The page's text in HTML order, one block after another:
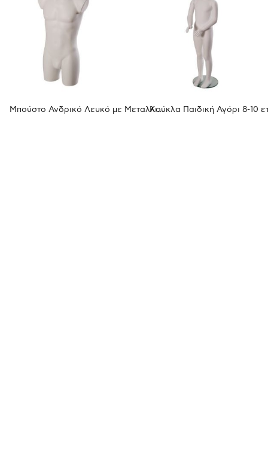
Μπούστο Ανδρικό Λευκό με Μεταλλικό Λαιμό & Βάση